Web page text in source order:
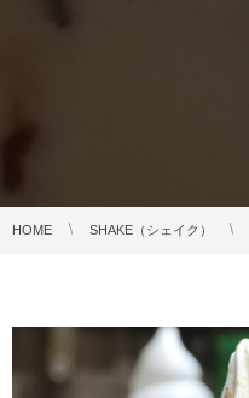
HOME SHAKE（シェイク）